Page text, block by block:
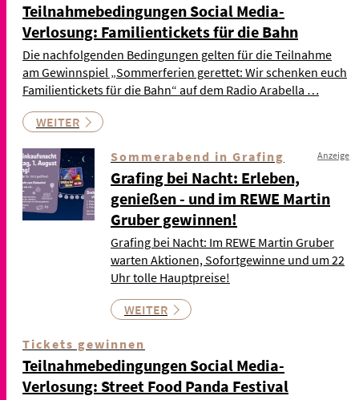
Teilnahmebedingungen Social Media-
Verlosung: Familientickets für die Bahn
Die nachfolgenden Bedingungen gelten für die Teilnahme
am Gewinnspiel „Sommerferien gerettet: Wir schenken euch
Familientickets für die Bahn“ auf dem Radio Arabella …
WEITER
Sommerabend in Grafing Anzeige
Grafing bei Nacht: Erleben,
genießen - und im REWE Martin
Gruber gewinnen!
Grafing bei Nacht: Im REWE Martin Gruber
warten Aktionen, Sofortgewinne und um 22
Uhr tolle Hauptpreise!
WEITER
Tickets gewinnen
Teilnahmebedingungen Social Media-
Verlosung: Street Food Panda Festival